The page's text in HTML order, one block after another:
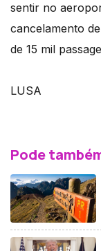
sentir no
cancelamento
de 15 mil
LUSA
Pode